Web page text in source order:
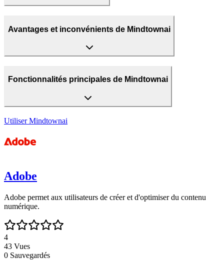
Avantages et inconvénients de Mindtownai
Fonctionnalités principales de Mindtownai
Utiliser Mindtownai
Adobe
Adobe permet aux utilisateurs de créer et d'optimiser du contenu
numérique.
4
43 Vues
0 Sauvegardés